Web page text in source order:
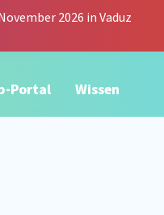
2026 in Vaduz
Portal Wissen